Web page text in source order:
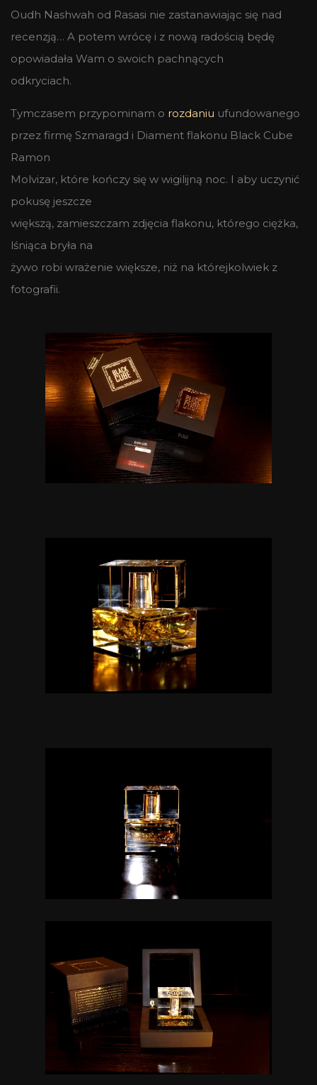
Oudh Nashwah od Rasasi nie zastanawiając się nad
recenzją… A potem wrócę i z nową radością będę
opowiadała Wam o swoich pachnących
odkryciach.
Tymczasem przypominam o rozdaniu ufundowanego
przez firmę Szmaragd i Diament flakonu Black Cube
Ramon
Molvizar, które kończy się w wigilijną noc. I aby uczynić
pokusę jeszcze
większą, zamieszczam zdjęcia flakonu, którego ciężka,
lśniąca bryła na
żywo robi wrażenie większe, niż na którejkolwiek z
fotografii.